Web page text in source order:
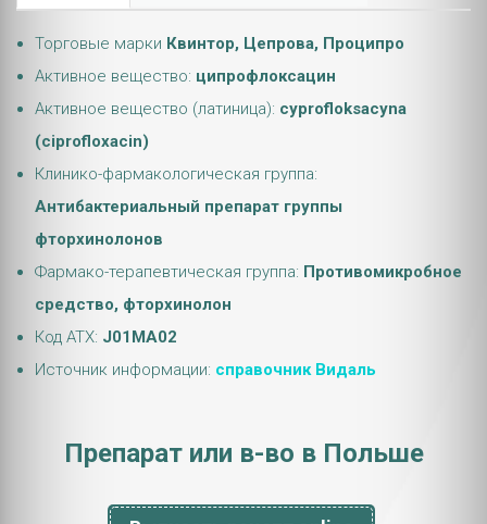
Торговые марки Квинтор, Цепрова, Проципро
Активное вещество: ципрофлоксацин
Активное вещество (латиница): cyprofloksacyna
(ciprofloxacin)
Клинико-фармакологическая группа:
Антибактериальный препарат группы
фторхинолонов
Фармако-терапевтическая группа: Противомикробное
средство, фторхинолон
Код АТХ: J01MA02
Источник информации: справочник Видаль
Препарат или в-во в Польше